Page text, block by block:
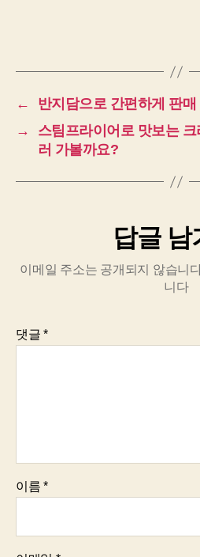
←
반지담으로 간편하게 판
→
스팀프라이어로 맛보는
러 가볼까요?
답글 남
이메일 주소는 공개되지 않습니
니다
댓글*
이름*